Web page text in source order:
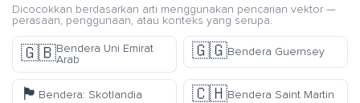
Dicocokkan berdasarkan arti menggunakan pencarian vektor —
perasaan, penggunaan, atau konteks yang serupa.
🇬🇧Bendera Uni Emirat
Arab
🇬🇬Bendera Guernsey
🏴󠁧󠁢󠁳󠁣󠁴󠁿 Bendera: Skotlandia 🇨🇭Bendera Saint Martin